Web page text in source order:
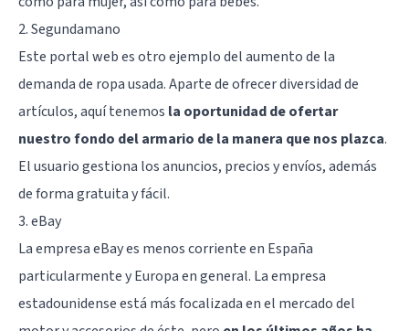
2. Segundamano
Este portal web es otro ejemplo del aumento de la
demanda de ropa usada. Aparte de ofrecer diversidad de
artículos, aquí tenemos la oportunidad de ofertar
nuestro fondo del armario de la manera que nos plazca.
El usuario gestiona los anuncios, precios y envíos, además
de forma gratuita y fácil.
3. eBay
La empresa eBay es menos corriente en España
particularmente y Europa en general. La empresa
estadounidense está más focalizada en el mercado del